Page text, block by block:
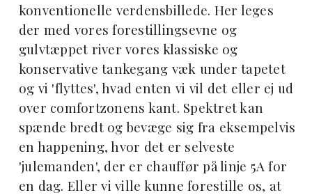
konventionelle verdensbillede. Her leges
der med vores forestillingsevne og
gulvtæppet river vores klassiske og
konservative tankegang væk under tapetet
og vi 'flyttes', hvad enten vi vil det eller ej ud
over comfortzonens kant. Spektret kan
spænde bredt og bevæge sig fra eksempelvis
en happening, hvor det er selveste
'julemanden', der er chauffør på linje 5A for
en dag. Eller vi ville kunne forestille os, at